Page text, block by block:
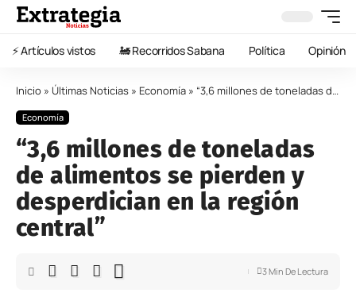
⚡️ Artículos vistos 🚂 Recorridos Sabana Política Opinión
Inicio » Últimas Noticias » Economía » “3,6 millones de toneladas de alimentos se pierden y desperdician en la región central”
Economía
“3,6 millones de toneladas
de alimentos se pierden y
desperdician en la región
central”
3 Min De Lectura